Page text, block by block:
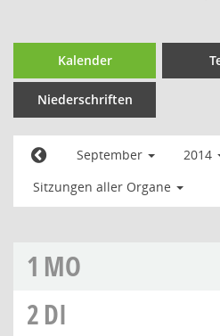
Kalender
Niederschriften
September 2014
Sitzungen aller Organe
1 MO
2DI